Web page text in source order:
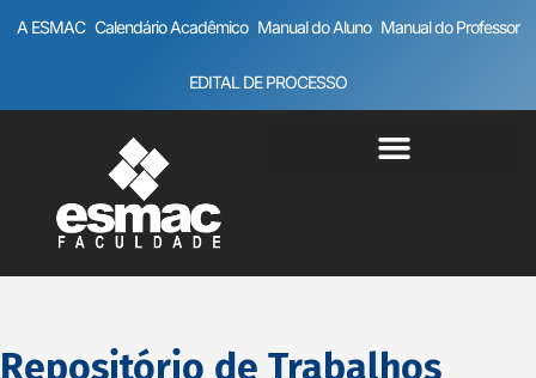
A ESMAC Calendário Acadêmico Manual do Aluno Manual do Professor
EDITAL DE PROCESSO
Repositório de Trabalhos